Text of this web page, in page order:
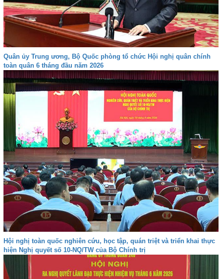
Quân ủy Trung ương, Bộ Quốc phòng tổ chức Hội nghị quân chính
toàn quân 6 tháng đầu năm 2026
Hội nghị toàn quốc nghiên cứu, học tập, quán triệt và triển khai thực
hiện Nghị quyết số 10-NQ/TW của Bộ Chính trị